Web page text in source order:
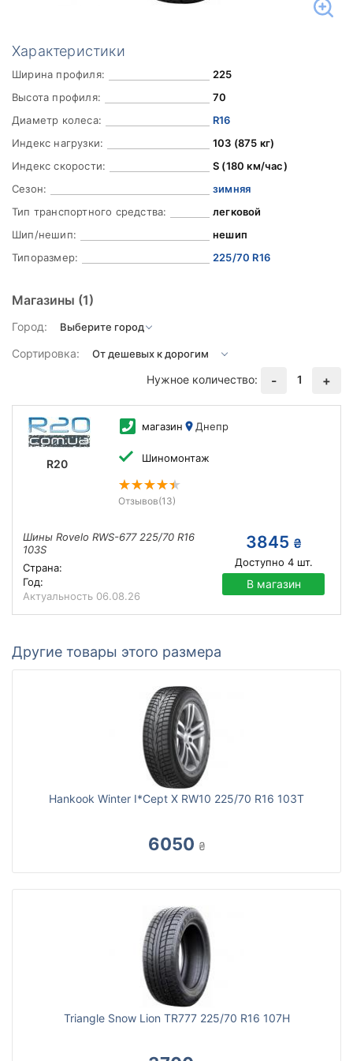
Характеристики
Ширина профиля:
225
Высота профиля:
70
Диаметр колеса:
R16
Индекс нагрузки:
103 (875 кг)
Индекс скорости:
S (180 км/час)
Сезон:
зимняя
Тип транспортного средства:
легковой
Шип/нешип:
нешип
Типоразмер:
225/70 R16
Магазины (1)
Город:
Сортировка:
Нужное количество:
- 1 +
R20
магазин Днепр
Шиномонтаж
Отзывов(13)
Шины Rovelo RWS-677 225/70 R16
103S
Страна:
Год:
Актуальность 06.08.26
3845 ₴
Доступно 4шт.
В магазин
Другие товары этого размера
Hankook Winter I*Cept X RW10 225/70 R16 103T
6050 ₴
Triangle Snow Lion TR777 225/70 R16 107H